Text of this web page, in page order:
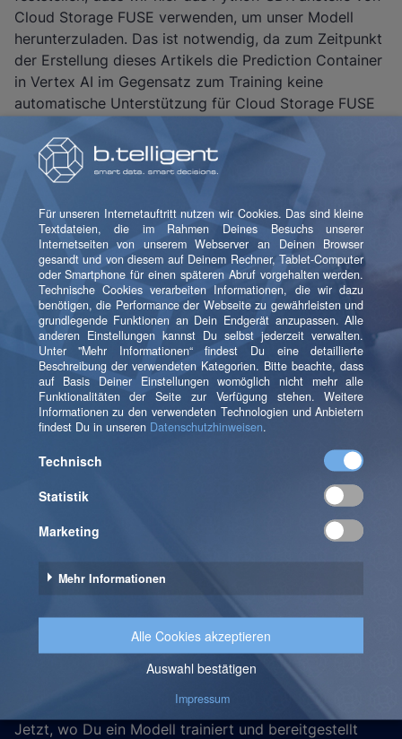
Cloud Storage FUSE verwenden, um unser Modell
herunterzuladen. Das ist notwendig, da zum Zeitpunkt
der Erstellung dieses Artikels die Prediction Container
in Vertex AI im Gegensatz zum Training keine
automatische Unterstützung für Cloud Storage FUSE
Nun kannst Du Dein Modell entweder über die Cloud-
Konsole oder mit dem folgenden Befehl in Vertex AI
gcloud ai models upload   --region=us-central1
--display-name=mpg   --container-image-
uri=$IMAGE_URI   --artifact-uri=gs://<your-
model-bucket-name>
Ersetze „<your-model-bucket-name>“ durch den
Namen des Buckets in Deinem Modell. Analog zu oben
kannst Du auch „us-central1“ ersetzen, wenn Du in
einer anderen Region arbeitest.Schließlich kannst Du
Codelabors beschrieben.
wird jetzt auf Vertex AI bereitgestellt. Vergiss nicht,
alle Artefakte wieder zu löschen, die Du in diesem
Tutorial erstellt hast (siehe auch Schritt 7 des
Jetzt, wo Du ein Modell trainiert und bereitgestellt